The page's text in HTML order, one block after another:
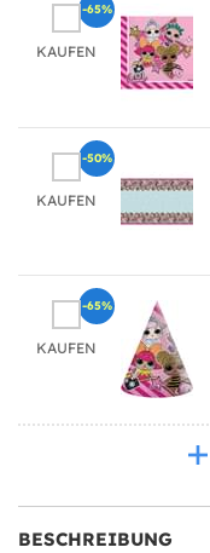
KAUFEN
-65%
KAUFEN
-50%
KAUFEN
-65%
BESCHREIBUNG